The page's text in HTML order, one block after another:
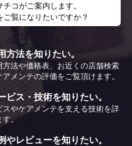
チコがご案内します。
ご覧になりたいですか？
方法を知りたい。
方法や価格表、お近くの店舗検索
メンテの評価をご覧頂けます。
ビス・技術を知りたい。
スやケアメンテを支える技術を詳
。
やレビューを知りたい。